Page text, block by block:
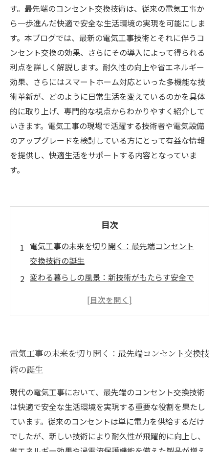
す。最先端のコンセント交換技術は、従来の電気工事か
ら一歩進んだ快適で安全な生活環境の実現を可能にしま
す。本ブログでは、最新の電気工事技術とそれに伴うコ
ンセント交換の効果、さらにその導入によって得られる
利点を詳しく解説します。耐久性の向上や省エネルギー
効果、さらにはスマートホーム対応といった多機能な技
術革新が、どのように日常生活を変えているのかを具体
的に取り上げ、専門的な視点からわかりやすく紹介して
いきます。電気工事の現場で活躍する技術者や電気設備
のアップグレードを検討している方にとって有益な情報
を提供し、快適生活をサポートする内容となっていま
す。
目次
電気工事の未来を切り開く：最先端コンセント
交換技術の誕生
変わる暮らしの風景：新技術がもたらす安全で
スマートホーム対応を実現するコンセント交換
のメリットとは？
最先端技術で快適生活を実感！電気工事成功の
秘訣と未来像
電気工事業界のプロが教える、知っておきたい
コンセント交換の基礎
快適生活への第一歩！最先端コンセント交換技
術の選び方と導入法
電気工事の未来を切り開く：最先端コンセント交換技
術の誕生
現代の電気工事において、最先端のコンセント交換技術
は快適で安全な生活環境を実現する重要な役割を果たし
ています。従来のコンセントは単に電力を供給するだけ
でしたが、新しい技術により耐久性が飛躍的に向上し、